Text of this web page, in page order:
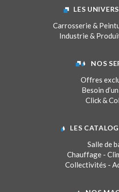
LES
Carrosserie &
Industrie &
NOS
Offres
Besoin
Click &
LES
Salle de
Chauffage -
Collectivités -